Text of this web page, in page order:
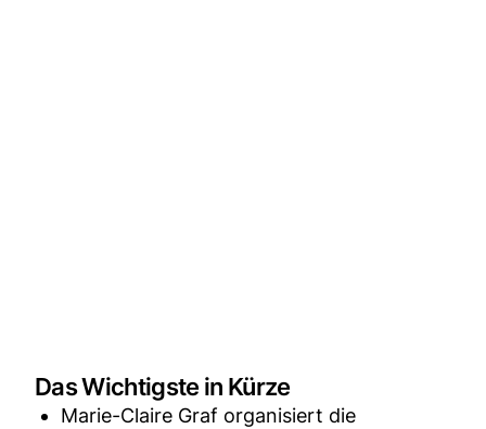
Das Wichtigste in Kürze
Marie-Claire Graf organisiert die